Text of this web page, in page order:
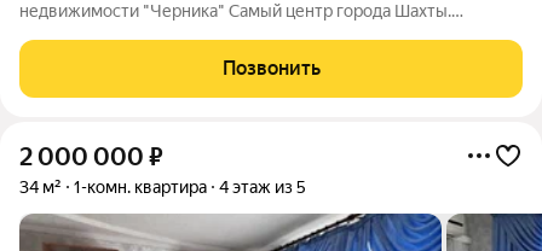
недвижимости "Черника" Самый центр города Шахты.
площадь 59 кв.м. Металлические решетки на всех окнах. Окна
выходят на улицу и во двор. Свежий
Позвонить
2 000 000 ₽
34 м² 1-комн. квартира 4 этаж из 5